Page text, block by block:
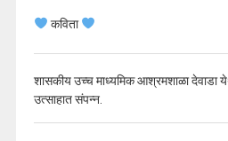
कविता
शासकीय उच्च माध्यमिक आश्रमशाळा देवाडा
उत्साहात संपन्न.